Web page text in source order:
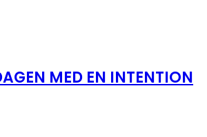
MED EN INTENTION